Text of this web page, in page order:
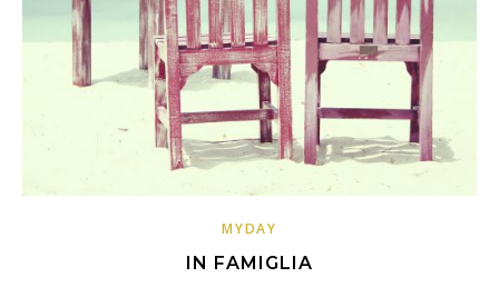
MYDAY
IN FAMIGLIA